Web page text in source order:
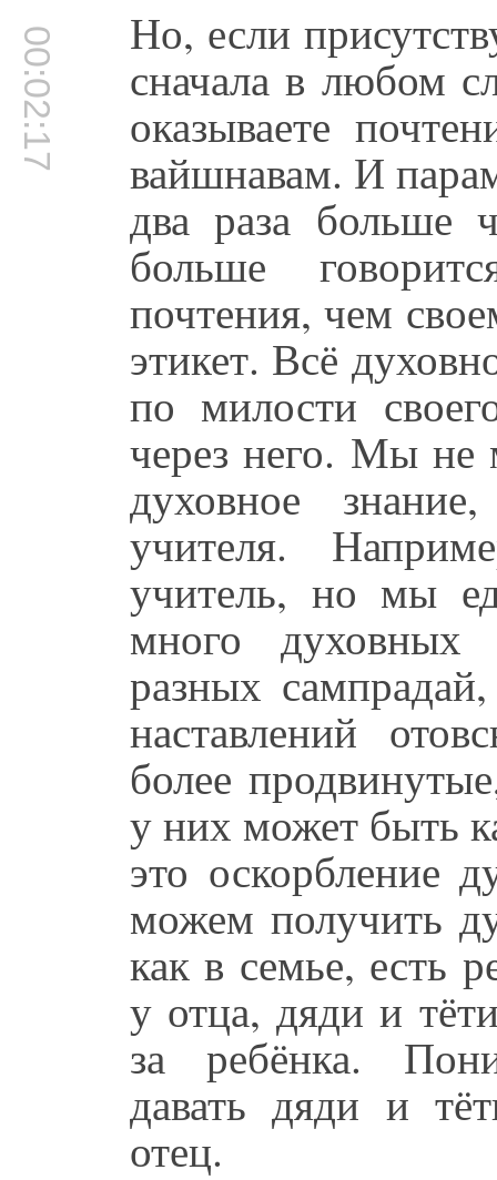
00:02:17 Но, если
сначала в любом
оказываете
вайшнавам. И
два раза больше
больше
почтения, чем
этикет. Всё
по милости
через него. Мы не
духовное
учителя.
учитель, но мы
много духовных
разных
наставлений
более
у них может быть
это оскорбление
можем получить
как в семье, есть
у отца, дяди и
за ребёнка.
давать дяди и
отец.